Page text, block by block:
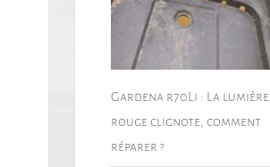
Gardena r70Li : La lumière
rouge clignote, comment
réparer ?